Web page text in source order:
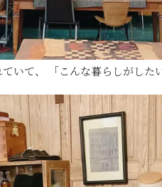
いて、 「こんな暮らしがした